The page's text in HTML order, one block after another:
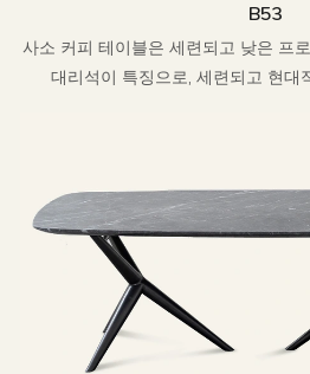
B53
사소 커피 테이블은 세련되고 낮은 프
대리석이 특징으로, 세련되고 현대